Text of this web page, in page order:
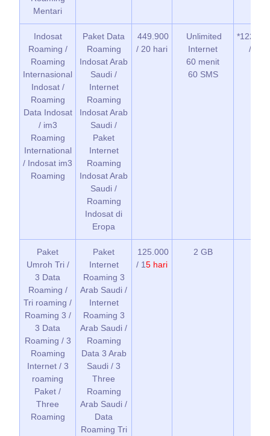
Mentari
Indosat
Roaming /
Roaming
Internasional
Indosat /
Roaming
Data Indosat
/ im3
Roaming
International
/ Indosat im3
Roaming
Paket Data
Roaming
Indosat Arab
Saudi /
Internet
Roaming
Indosat Arab
Saudi /
Paket
Internet
Roaming
Indosat Arab
Saudi /
Roaming
Indosat di
Eropa
449.900
/ 20 hari
Unlimited
Internet
60 menit
60 SMS
/
Paket
Umroh Tri /
3 Data
Roaming /
Tri roaming /
Roaming 3 /
3 Data
Roaming / 3
Roaming
Internet / 3
roaming
Paket /
Three
Roaming
Paket
Internet
Roaming 3
Arab Saudi /
Internet
Roaming 3
Arab Saudi /
Roaming
Data 3 Arab
Saudi / 3
Three
Roaming
Arab Saudi /
Data
Roaming Tri
125.000
/ 15 hari
2 GB